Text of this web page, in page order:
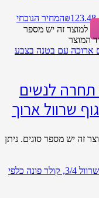
₪123.48
המחיר הנוכחי
למוצר זה יש מספר
המוצר
תחרה לנשים
שרוול ארוך
זה יש מספר סוגים. ניתן